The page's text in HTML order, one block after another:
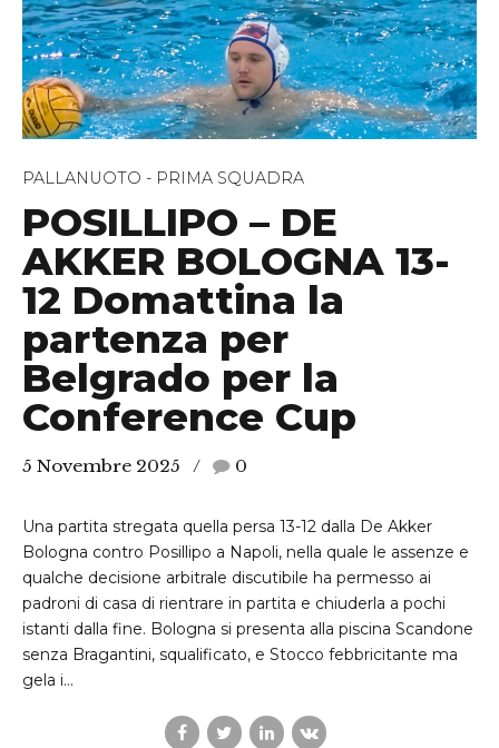
PALLANUOTO - PRIMA SQUADRA
POSILLIPO – DE
AKKER BOLOGNA 13-
12 Domattina la
partenza per
Belgrado per la
Conference Cup
5 Novembre 2025 0
Una partita stregata quella persa 13-12 dalla De Akker
Bologna contro Posillipo a Napoli, nella quale le assenze e
qualche decisione arbitrale discutibile ha permesso ai
padroni di casa di rientrare in partita e chiuderla a pochi
istanti dalla fine. Bologna si presenta alla piscina Scandone
senza Bragantini, squalificato, e Stocco febbricitante ma
gela i...